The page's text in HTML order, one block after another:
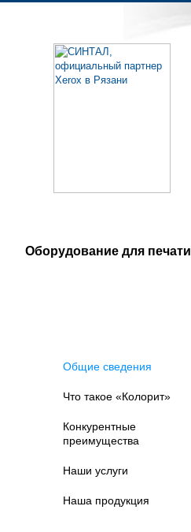
Оборудование для печати
Общие сведения
Что такое «Колорит»
Конкурентные
преимущества
Наши услуги
Наша продукция